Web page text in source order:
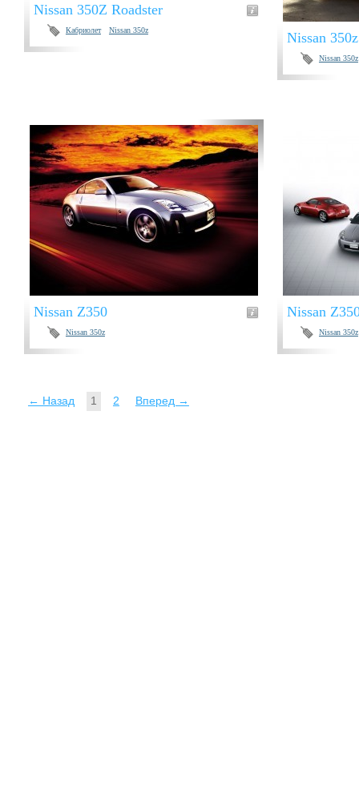
Nissan 350Z Roadster
Кабриолет Nissan 350z Nissan 350z
Nissan 350z
Nissan Z350
Nissan 350z
Nissan
Nissan 350z
← Назад 1 2 Вперед →